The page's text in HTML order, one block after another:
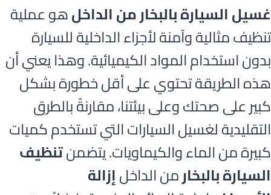
غسيل السيارة بالبخار من الداخلهو عملية
تنظيف مثالية وآمنة لأجزاء الداخلية للسيارة
بدون استخدام المواد الكيميائية. وهذا يعني أن
هذه الطريقة تحتوي على أقل خطورة بشكل
كبير على صحتك وعلى بيئتنا، مقارنةً بالطرق
التقليدية لغسيل السيارات التي تستخدم كميات
كبيرة من الماء والكيماويات. يتضمنتنظيف
السيارة بالبخارمن الداخلإزالة